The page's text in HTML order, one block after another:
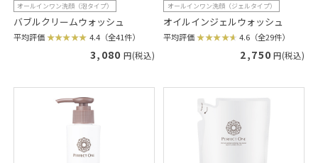
オールインワン洗顔（泡タイプ）
バブルクリームウォッシュ
平均評価 4.4（全41件）
3,080 円(税込)
オールインワン洗顔（ジェルタイプ）
オイルインジェルウォッシュ
平均評価 4.6（全29件）
2,750 円(税込)